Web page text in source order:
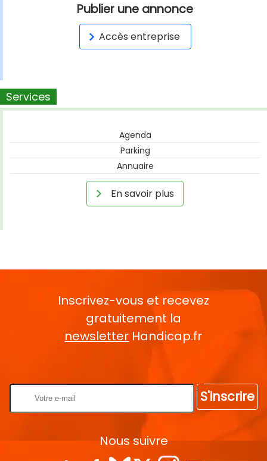
Publier une annonce
Accès entreprise
Services
Agenda
Parking
Annuaire
En savoir plus
Inscrivez-vous et recevez
gratuitement la
newsletter Handicap.fr
S'inscrire
Nous suivre